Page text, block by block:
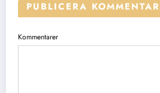
PUBLICERA KOMMENTAR
Kommentarer